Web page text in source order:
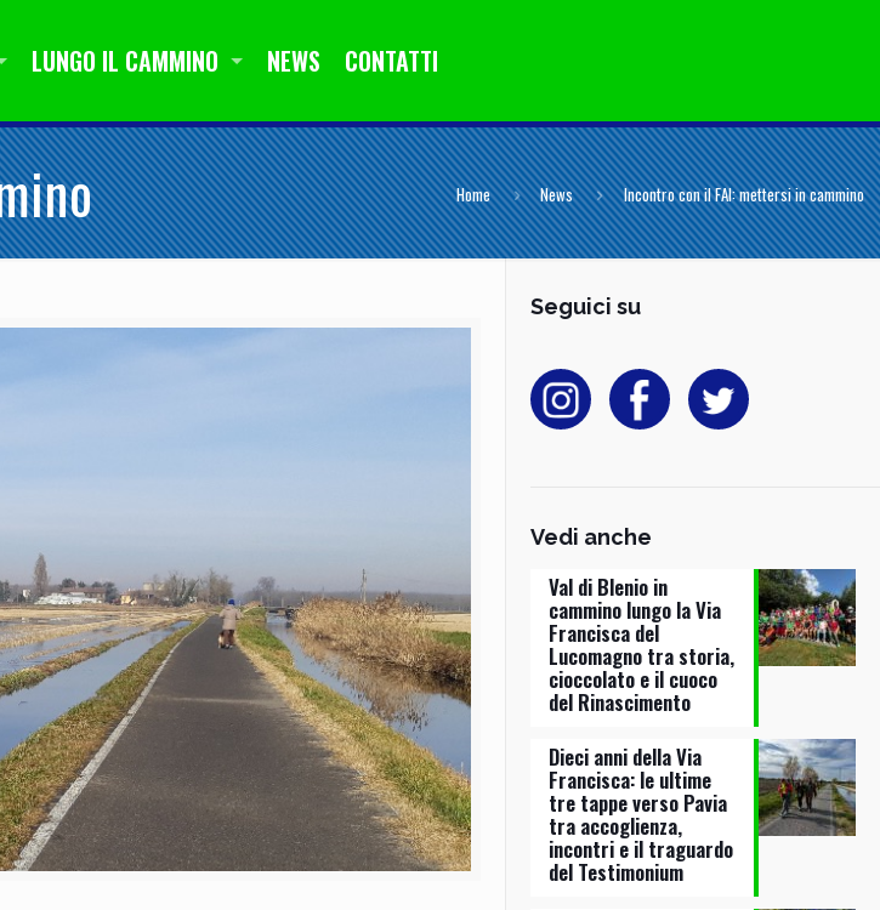
LUNGO IL CAMMINO NEWS CONTATTI
Home News Incontro con il FAI: mettersi in cammino
Seguici su
Vedi anche
Val di Blenio in
cammino lungo la Via
Francisca del
Lucomagno tra storia,
cioccolato e il cuoco
del Rinascimento
Dieci anni della Via
Francisca: le ultime
tre tappe verso Pavia
tra accoglienza,
incontri e il traguardo
del Testimonium